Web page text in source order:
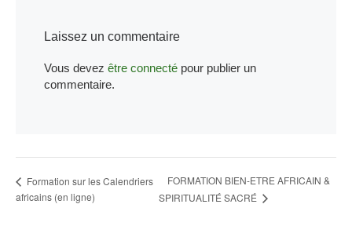
Laissez un commentaire
Vous devezêtre connecté pour publier un
commentaire.
Formation sur les Calendriers
africains (en ligne)
FORMATION BIEN-ETRE AFRICAIN &
SPIRITUALITÉ SACRÉ